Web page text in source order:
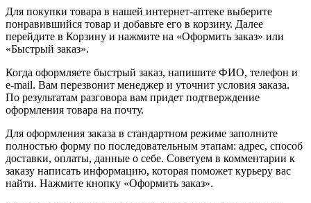
Для покупки товара в нашей интернет-аптеке выберите
понравившийся товар и добавьте его в корзину. Далее
перейдите в Корзину и нажмите на «Оформить заказ» или
«Быстрый заказ».
Когда оформляете быстрый заказ, напишите ФИО, телефон и
e-mail. Вам перезвонит менеджер и уточнит условия заказа.
По результатам разговора вам придет подтверждение
оформления товара на почту.
Для оформления заказа в стандартном режиме заполните
полностью форму по последовательным этапам: адрес, способ
доставки, оплаты, данные о себе. Советуем в комментарии к
заказу написать информацию, которая поможет курьеру вас
найти. Нажмите кнопку «Оформить заказ».